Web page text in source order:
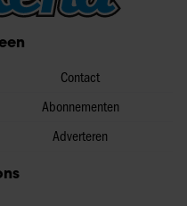
Contact
Abonnementen
Adverteren